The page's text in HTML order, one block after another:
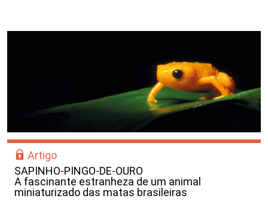
Artigo
SAPINHO-PINGO-DE-OURO
A fascinante estranheza de um animal
miniaturizado das matas brasileiras